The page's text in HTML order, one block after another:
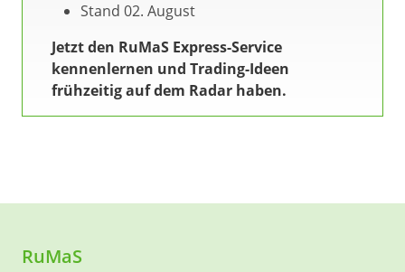
Stand 02. August
Jetzt den RuMaS Express-Service
kennenlernen und Trading-Ideen
frühzeitig auf dem Radar haben.
RuMaS